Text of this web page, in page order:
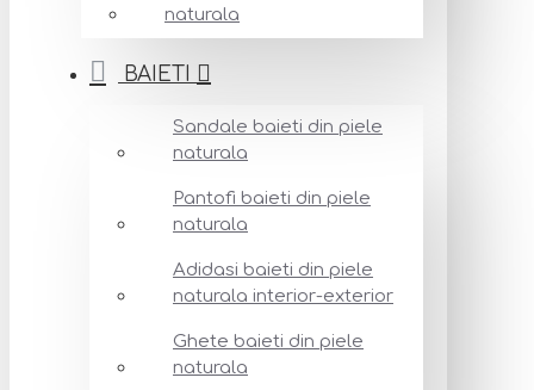
naturala
BAIETI
Sandale baieti din piele
naturala
Pantofi baieti din piele
naturala
Adidasi baieti din piele
naturala interior-exterior
Ghete baieti din piele
naturala